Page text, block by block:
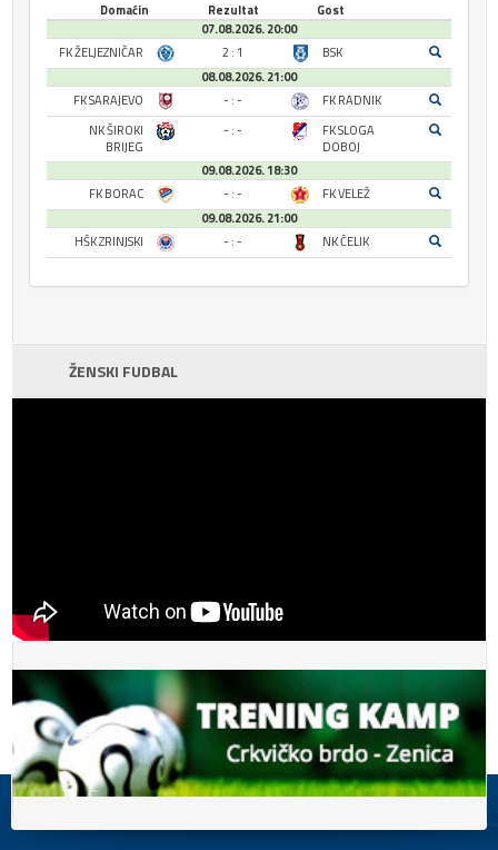
Domaćin Rezultat
Gost
07.08.2026. 20:00
FK ŽELJEZNIČAR
2 : 1
BSK
08.08.2026. 21:00
FK SARAJEVO
- : -
FK RADNIK
NK ŠIROKI
BRIJEG
- : -
FK SLOGA
DOBOJ
09.08.2026. 18:30
FK BORAC
- : -
FK VELEŽ
09.08.2026. 21:00
HŠK ZRINJSKI
- : - NK ČELIK
ŽENSKI FUDBAL